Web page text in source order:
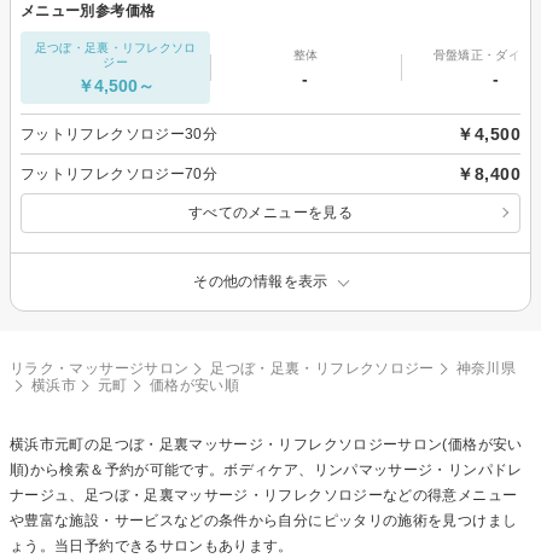
メニュー別参考価格
足つぼ・足裏・リフレクソロ
ジー
￥4,500～
整体
-
骨盤矯正・ダイエ
-
フットリフレクソロジー30分 ￥4,500
フットリフレクソロジー70分 ￥8,400
すべてのメニューを見る
その他の情報を表示
リラク・マッサージサロン 足つぼ・足裏・リフレクソロジー
神奈川県
横浜市
元町 価格が安い順
横浜市元町の足つぼ・足裏マッサージ・リフレクソロジーサロン(価格が安い
順)から検索＆予約が可能です。ボディケア、リンパマッサージ・リンパドレ
ナージュ、足つぼ・足裏マッサージ・リフレクソロジーなどの得意メニュー
や豊富な施設・サービスなどの条件から自分にピッタリの施術を見つけまし
ょう。当日予約できるサロンもあります。